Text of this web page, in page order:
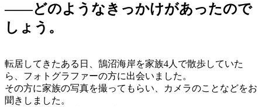
――どのようなきっかけがあったので
しょう。
転居してきたある日、鵠沼海岸を家族4人で散歩していた
ら、フォトグラファーの方に出会いました。
その方に家族の写真を撮ってもらい、カメラのことなどをお
聞きしました。